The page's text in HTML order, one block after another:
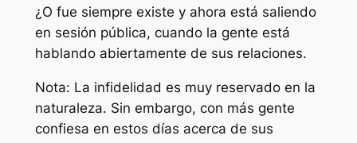
¿O fue siempre existe y ahora está saliendo
en sesión pública, cuando la gente está
hablando abiertamente de sus relaciones.
Nota: La infidelidad es muy reservado en la
naturaleza. Sin embargo, con más gente
confiesa en estos días acerca de sus